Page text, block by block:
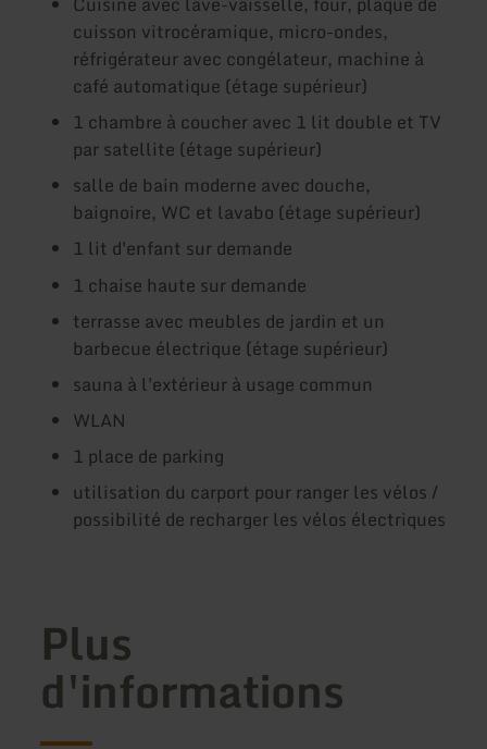
cuisson vitrocéramique, micro-ondes,
réfrigérateur avec congélateur, machine à
café automatique (étage supérieur)
1 chambre à coucher avec 1 lit double et TV
par satellite (étage supérieur)
salle de bain moderne avec douche,
baignoire, WC et lavabo (étage supérieur)
1 lit d'enfant sur demande
1 chaise haute sur demande
terrasse avec meubles de jardin et un
barbecue électrique (étage supérieur)
sauna à l'extérieur à usage commun
WLAN
1 place de parking
utilisation du carport pour ranger les vélos /
possibilité de recharger les vélos électriques
Plus
d'informations